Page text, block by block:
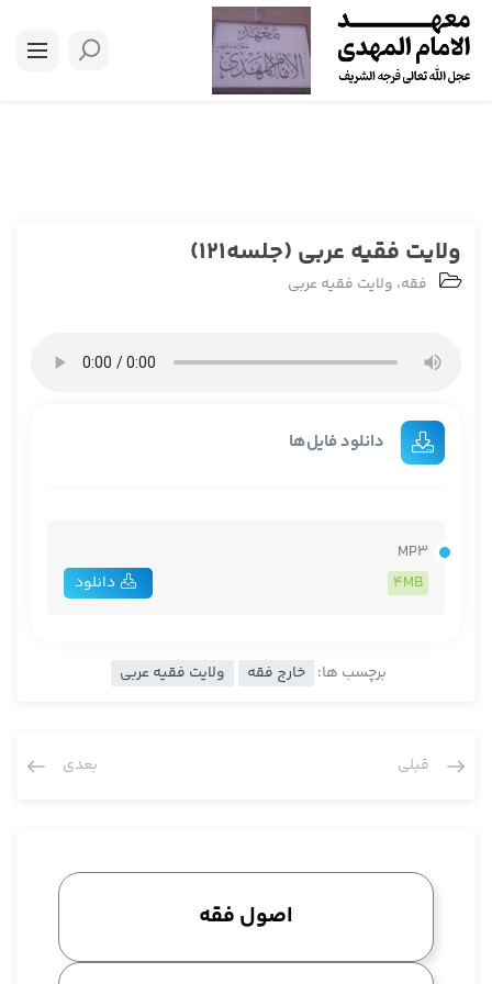
ولایت فقیه عربی (جلسه121)
فقه، ولایت فقیه عربی
دانلود فایل‌ها
MP3
4MB
دانلود
برچسب ها: خارج فقه ولایت فقیه عربی
قبلی بعدی
اصول فقه